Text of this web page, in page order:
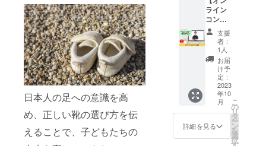
日本人の足への意識を高
め、正しい靴の選び方を伝
えることで、子どもたちの
限は
2023年
10月か
ら1年間
です。
のトラ
ブルを
なくす
ことで
全身の
バラン
スが整
い、ケ
ガや病
気の予
防につ
※送料込
みのお
歩きや
すくな
る ・姿
勢がよ
くなる
・疲れ
にくい
偏平足
や外反
母趾な
どのお
悩みを
いる方
にぜ
確認も
メール
で行う
ため、
遠方の
方でも
お気軽
にどう
ぞ！ ゴ
ルフ場
をたく
さん歩
くた
め、
す。 あ
なたの
お家
や、お
近くの
レンタ
ルス
ペース
での施
術で
す。 全
身のバ
ランス
ライン
コンサ
ル（1
回）】
足育兄
ちゃ
ん・落
合伸治
が、あ
なたの
カラダ
のお悩
みをお
聞きし
支援
者：
1人
お届
け予
定：
2023
年10
月
詳細を見る
こ
の
リ
タ
ー
ン
を
選
択